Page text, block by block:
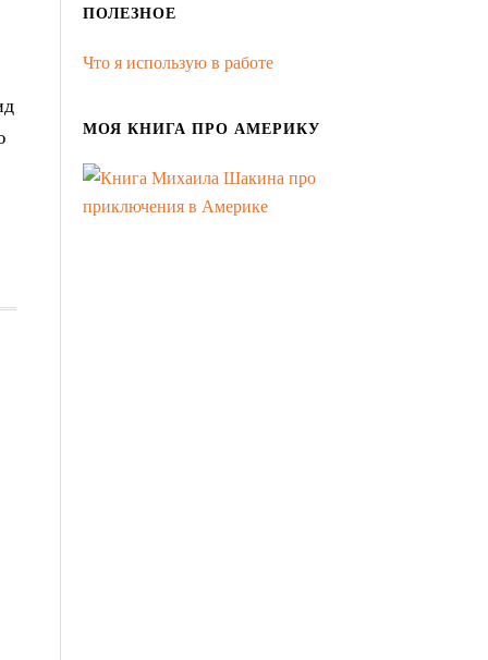
ПОЛЕЗНОЕ
Что я использую в работе
МОЯ КНИГА ПРО АМЕРИКУ